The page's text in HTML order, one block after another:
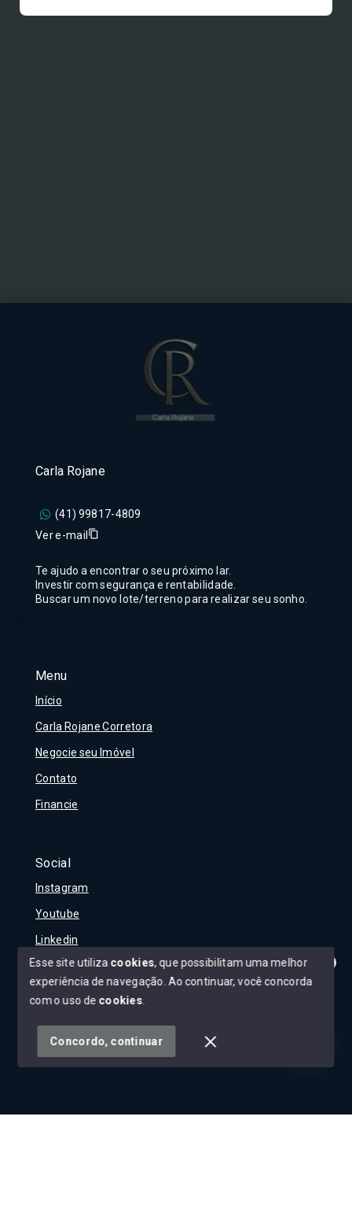
Olá! Tudo bem?
Menu
Início
Carla Rojane Corretora
Negocie seu Imóvel
Contato
Financie
Social
Instagram
Youtube
Linkedin
© Copyright 2026 - Carla Rojane - Todos os direitos
SITE PARA IMOBILIARIA
Carla Rojane
(41) 99817-4809
Ver e-mail
Te ajudo a encontrar o seu próximo lar.
Investir com segurança e rentabilidade.
Buscar um novo lote/terreno para realizar seu sonho.
Esse site utiliza cookies, que possibilitam uma melhor
experiência de navegação. Ao continuar, você concorda
com o uso de cookies
Concordo, continuar